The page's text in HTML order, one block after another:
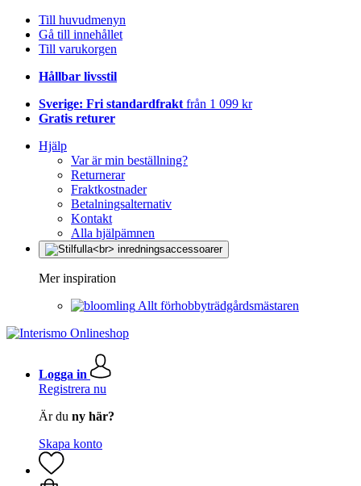
Till huvudmenyn
Gå till innehållet
Till varukorgen
Hållbar livsstil
Sverige: Fri standardfrakt från 1 099 kr
Gratis returer
Hjälp
Var är min beställning?
Returnerar
Fraktkostnader
Betalningsalternativ
Kontakt
Alla hjälpämnen
Mer inspiration
Allt förhobbyträdgårdsmästaren
Logga in
Registrera nu
Är du ny här?
Skapa konto